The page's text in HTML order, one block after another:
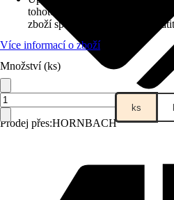
Prodej přes:HORNBACH
tohoto důvodu nemůžete
zboží společnosti Hornbach
Více informací o zboží
Množství (ks)
ks